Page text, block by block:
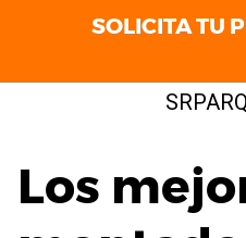
Los
SOLICITA TU